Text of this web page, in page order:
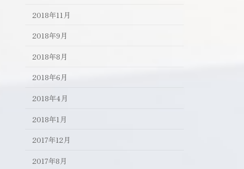
2018年11月
2018年9月
2018年8月
2018年6月
2018年4月
2018年1月
2017年12月
2017年8月